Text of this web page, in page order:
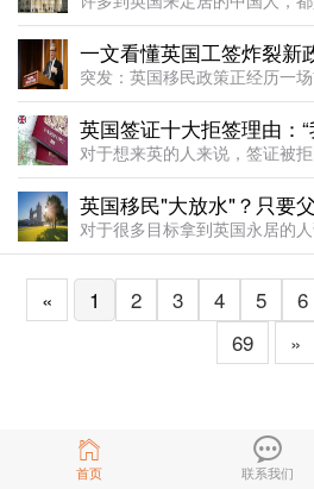
首页 联系我们
« 1 2 3 4 5 6
69
»